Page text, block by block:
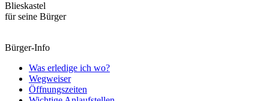
Blieskastel
für seine Bürger
Bürger-Info
Was erledige ich wo?
Wegweiser
Öffnungszeiten